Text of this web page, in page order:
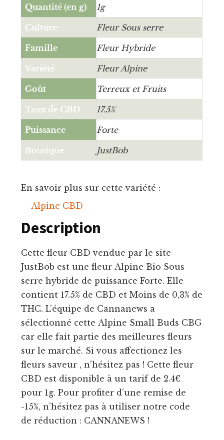
Quantité (en g)
1g
Culture Fleur Sous serre
Famille Fleur Hybride
Variété Fleur Alpine
Goût Terreux et Fruits
Taux de CBD 17.5%
Puissance Forte
Boutique JustBob
En savoir plus sur cette variété :
Alpine CBD
Description
Cette fleur CBD vendue par le site
JustBob est une fleur Alpine Bio Sous
serre hybride de puissance Forte. Elle
contient 17.5% de CBD et Moins de 0,3% de
THC. L’équipe de Cannanews a
sélectionné cette Alpine Small Buds CBG
car elle fait partie des meilleures fleurs
sur le marché. Si vous affectionez les
fleurs saveur , n’hésitez pas ! Cette fleur
CBD est disponible à un tarif de 2.4€
pour 1g. Pour profiter d’une remise de
-15%, n’hésitez pas à utiliser notre code
de réduction : CANNANEWS !